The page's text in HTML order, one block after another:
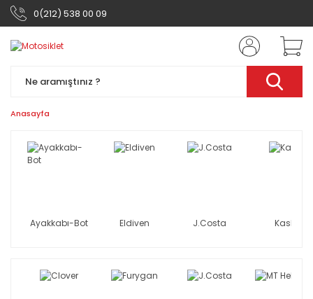
0(212) 538 00 09
Anasayfa
Ayakkabı-Bot Eldiven J.Costa Kask